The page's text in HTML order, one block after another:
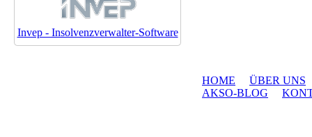
Invep - Insolvenzverwalter-Software
HOME
ÜBER UNS
AKSO-BLOG